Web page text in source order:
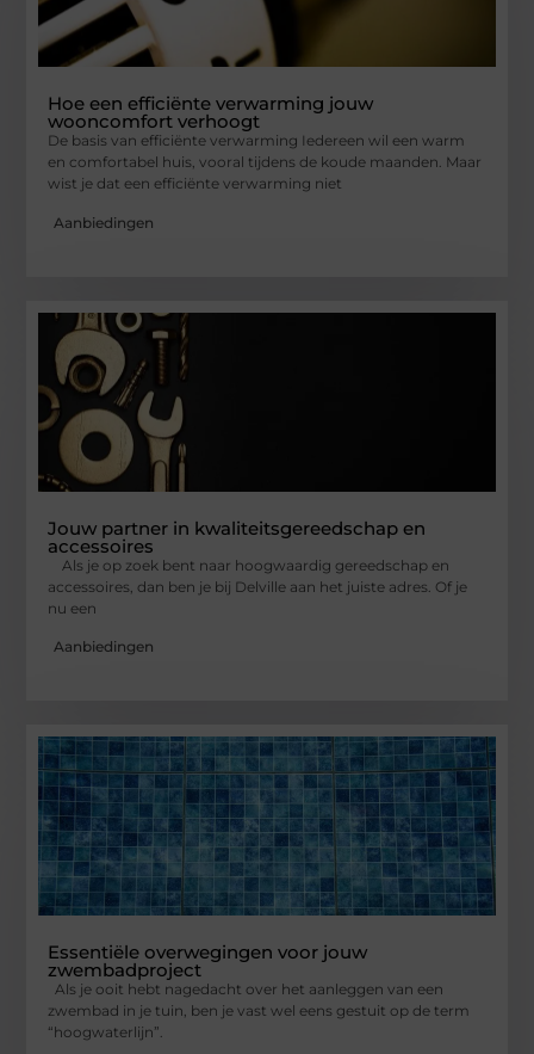
Hoe een efficiënte verwarming jouw
wooncomfort verhoogt
De basis van efficiënte verwarming Iedereen wil een warm
en comfortabel huis, vooral tijdens de koude maanden. Maar
wist je dat een efficiënte verwarming niet
Aanbiedingen
Jouw partner in kwaliteitsgereedschap en
accessoires
Als je op zoek bent naar hoogwaardig gereedschap en
accessoires, dan ben je bij Delville aan het juiste adres. Of je
nu een
Aanbiedingen
Essentiële overwegingen voor jouw
zwembadproject
Als je ooit hebt nagedacht over het aanleggen van een
zwembad in je tuin, ben je vast wel eens gestuit op de term
“hoogwaterlijn”.